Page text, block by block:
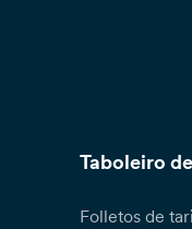
Taboleiro
Folletos de